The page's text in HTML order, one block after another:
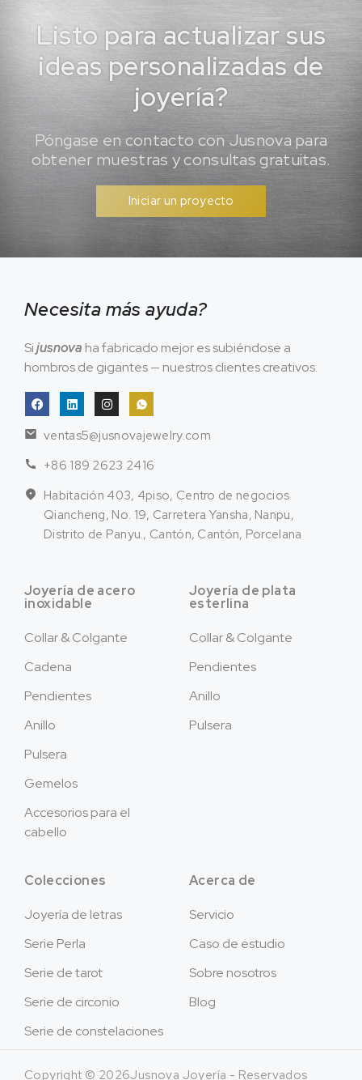
Listo para actualizar sus
ideas personalizadas de
joyería?
Póngase en contacto con Jusnova para
obtener muestras y consultas gratuitas.
Iniciar un proyecto
Necesita más ayuda?
Sijusnova ha fabricado mejor es subiéndose a
hombros de gigantes — nuestros clientes creativos.
ventas5@jusnovajewelry.com
+86 189 2623 2416
Habitación 403, 4piso, Centro de negocios
Qiancheng, No. 19, Carretera Yansha, Nanpu,
Distrito de Panyu., Cantón, Cantón, Porcelana
Joyería de acero
inoxidable
Collar & Colgante
Cadena
Pendientes
Anillo
Pulsera
Gemelos
Accesorios para el
cabello
Joyería de plata
esterlina
Collar & Colgante
Pendientes
Anillo
Pulsera
Colecciones
Joyería de letras
Serie Perla
Serie de tarot
Serie de circonio
Serie de constelaciones
Acerca de
Servicio
Caso de estudio
Sobre nosotros
Blog
Copyright © 2026Jusnova Joyería - Reservados